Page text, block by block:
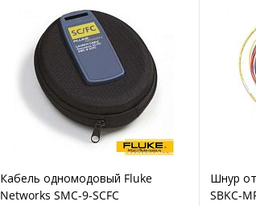
Купить в 1 клик
В избранное
В
Кабель одномодовый Fluke
Networks SMC-9-SCFC
Шнур
SBKC-